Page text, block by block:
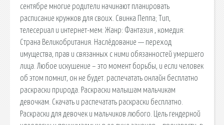
сентябре многие родители начинают планировать
расписание кружков для своих. Свинка Пеппа; Тип,
телесериал и интернет-мем: Жанр: Фантазия , комедия:
Страна Великобритания. Насле́дование — переход
имущества, прав и связанных с ними обязанностей умершего
лица. Любое искушение – это момент борьбы, и если человек
об этом помнит, он не будет. распечатать онлайн бесплатно
раскраски природа. Раскраски малышам мальчикам
девочкам. Скачать и распечатать раскраски бесплатно.
Раскраски для девочек и мальчиков любого. Цель гендерной